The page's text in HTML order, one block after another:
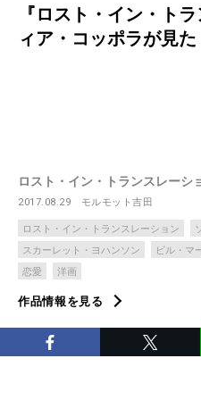
『ロスト・イン・ト
ィア・コッポラが見
ロスト・イン・トランスレーシ
2017.08.29 モルモット吉田
ロスト・イン・トランスレーション
スカーレット・ヨハンソン
ビル・マ
恋愛
洋画
作品情報を見る